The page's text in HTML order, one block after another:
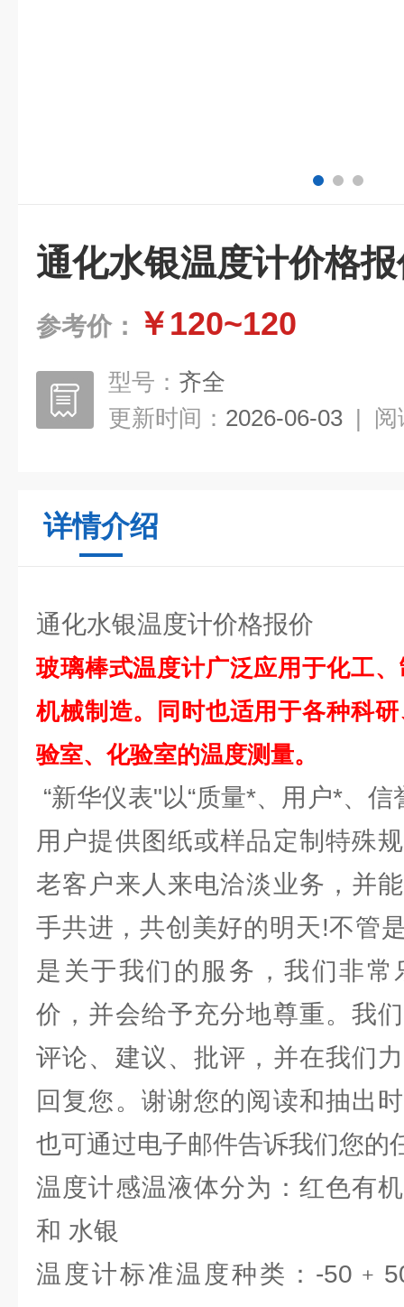
通化水银温度计价格
参考价： ￥120~120
型号： 齐全
更新时间： 2026-06-03 | 阅
详情介绍
通化水银温度计价格报价
玻璃棒式温度计广泛应用于化工
机械制造。同时也适用于各种科
验室、化验室的温度测量。
“新华仪表"以“质量*、用户*、
用户提供图纸或样品定制特殊
老客户来人来电洽淡业务，并
手共进，共创美好的明天!不管
是关于我们的服务，我们非
价，并会给予充分地尊重。我
评论、建议、批评，并在我们
回复您。谢谢您的阅读和抽出
也可通过电子邮件告诉我们您的
温度计感温液体分为：红色有
和 水银
温度计标准温度种类：-